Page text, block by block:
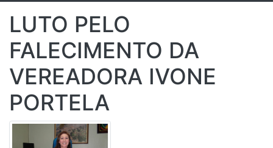
LUTO PELO
FALECIMENTO DA
VEREADORA IVONE
PORTELA